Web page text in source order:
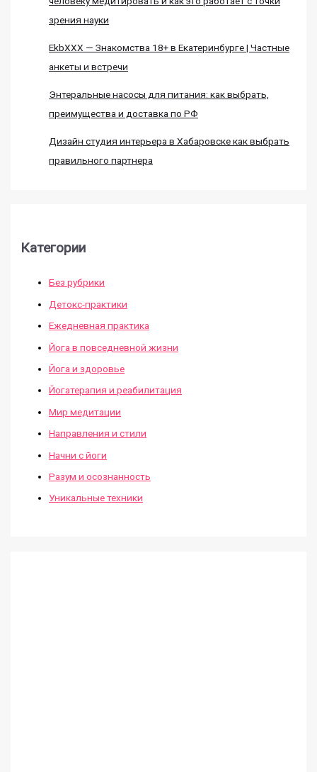
зрения науки
EkbXXX — Знакомства 18+ в Екатеринбурге | Частные
анкеты и встречи
Энтеральные насосы для питания: как выбрать,
преимущества и доставка по РФ
Дизайн студия интерьера в Хабаровске как выбрать
правильного партнера
Категории
Без рубрики
Детокс-практики
Ежедневная практика
Йога в повседневной жизни
Йога и здоровье
Йогатерапия и реабилитация
Мир медитации
Направления и стили
Начни с йоги
Разум и осознанность
Уникальные техники